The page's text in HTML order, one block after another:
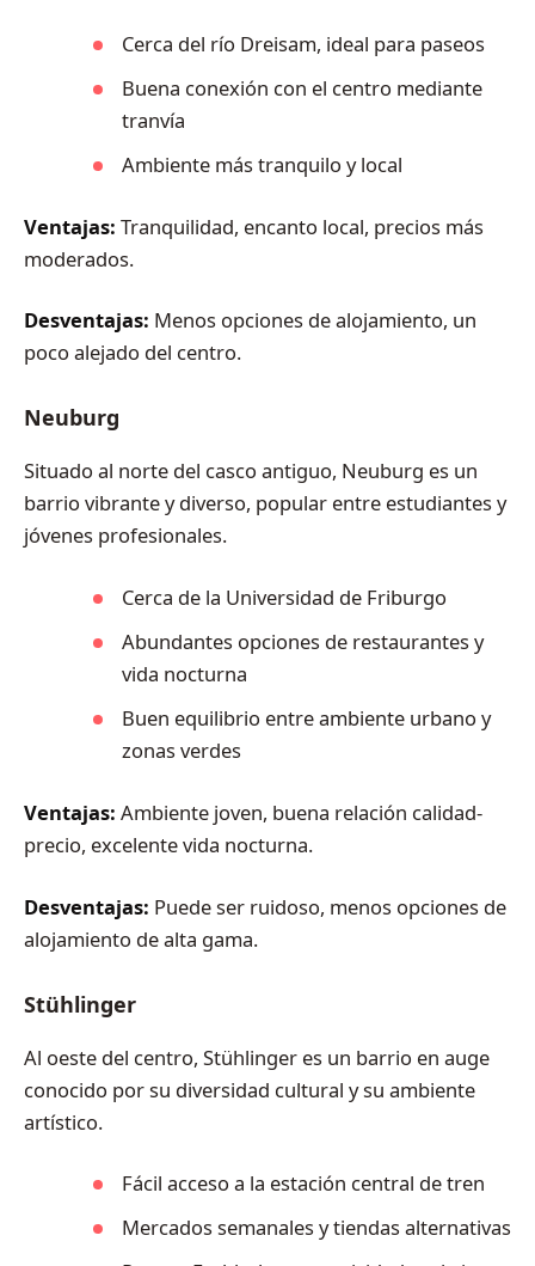
Cerca del río Dreisam, ideal para paseos
Buena conexión con el centro mediante
tranvía
Ambiente más tranquilo y local
Ventajas: Tranquilidad, encanto local, precios más
moderados.
Desventajas: Menos opciones de alojamiento, un
poco alejado del centro.
Neuburg
Situado al norte del casco antiguo, Neuburg es un
barrio vibrante y diverso, popular entre estudiantes y
jóvenes profesionales.
Cerca de la Universidad de Friburgo
Abundantes opciones de restaurantes y
vida nocturna
Buen equilibrio entre ambiente urbano y
zonas verdes
Ventajas: Ambiente joven, buena relación calidad-
precio, excelente vida nocturna.
Desventajas: Puede ser ruidoso, menos opciones de
alojamiento de alta gama.
Stühlinger
Al oeste del centro, Stühlinger es un barrio en auge
conocido por su diversidad cultural y su ambiente
artístico.
Fácil acceso a la estación central de tren
Mercados semanales y tiendas alternativas